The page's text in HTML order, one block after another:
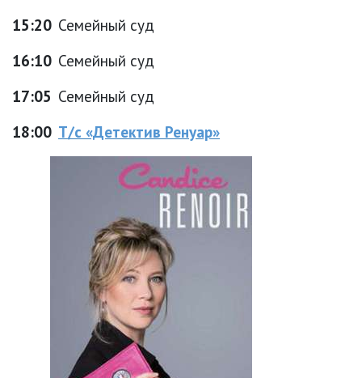
15:20 Семейный суд
16:10 Семейный суд
17:05 Семейный суд
18:00 Т/с «Детектив Ренуар»